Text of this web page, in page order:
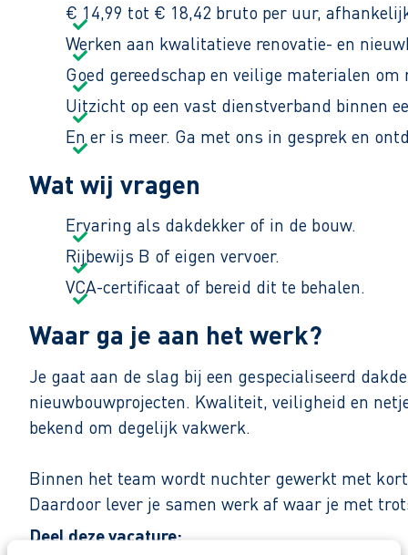
€ 14,99 tot € 18,42 bruto per uur,
Werken aan kwalitatieve renovatie- en
Goed gereedschap en veilige materialen om
Uitzicht op een vast dienstverband binnen
En er is meer. Ga met ons in gesprek en
Wat wij vragen
Ervaring als dakdekker of in de bouw.
Rijbewijs B of eigen vervoer.
VCA-certificaat of bereid dit te behalen.
Waar ga je aan het werk?
Je gaat aan de slag bij een gespecialiseerd
nieuwbouwprojecten. Kwaliteit, veiligheid en
bekend om degelijk vakwerk.
Binnen het team wordt nuchter gewerkt met
Daardoor lever je samen werk af waar je met
Deel deze vacature: